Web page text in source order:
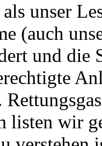
unser
(auch
und die
listen wir